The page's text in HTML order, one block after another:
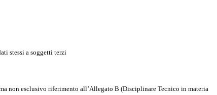
stessi a soggetti terzi
non esclusivo riferimento all’Allegato B (Disciplinare Tecnico in materia